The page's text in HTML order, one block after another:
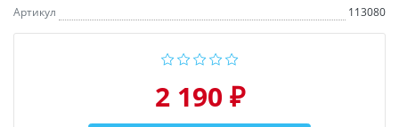
Артикул 113080
2 190 ₽